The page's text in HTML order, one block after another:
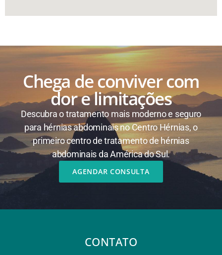
Chega de conviver com
dor e limitações
Descubra o tratamento mais moderno e seguro
para hérnias abdominais no Centro Hérnias, o
primeiro centro de tratamento de hérnias
abdominais da América do Sul.
AGENDAR CONSULTA
CONTATO